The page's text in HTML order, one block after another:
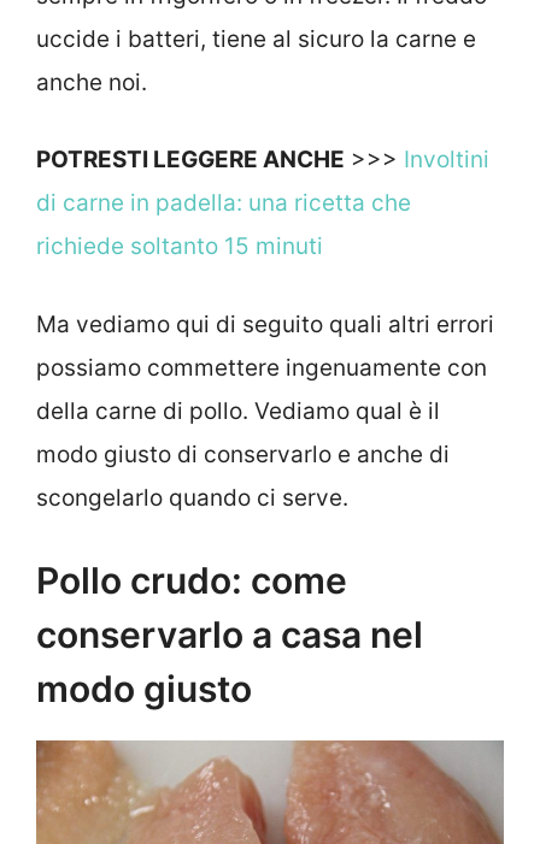
uccide i batteri, tiene al sicuro la carne e
anche noi.
POTRESTI LEGGERE ANCHE >>> Involtini
di carne in padella: una ricetta che
richiede soltanto 15 minuti
Ma vediamo qui di seguito quali altri errori
possiamo commettere ingenuamente con
della carne di pollo. Vediamo qual è il
modo giusto di conservarlo e anche di
scongelarlo quando ci serve.
Pollo crudo: come
conservarlo a casa nel
modo giusto